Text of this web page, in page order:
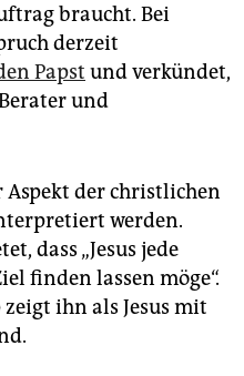
braucht. Bei
derzeit
Papst und verkündet,
und
der christlichen
werden.
dass „Jesus jede
finden lassen möge“.
ihn als Jesus mit